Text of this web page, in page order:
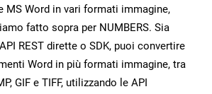
MS Word in vari formati immagine,
fatto sopra per NUMBERS. Sia
REST dirette o SDK, puoi convertire
Word in più formati immagine, tra
GIF e TIFF, utilizzando le API